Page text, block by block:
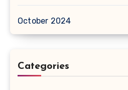
October 2024
Categories